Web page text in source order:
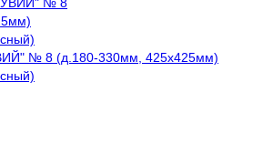
№ 8 (д.180-330мм, 425х425мм)